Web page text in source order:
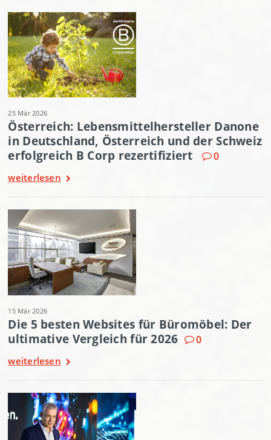
25 Mär 2026
Österreich: Lebensmittelhersteller Danone
in Deutschland, Österreich und der Schweiz
erfolgreich B Corp rezertifiziert
0
weiterlesen
15 Mär 2026
Die 5 besten Websites für Büromöbel: Der
ultimative Vergleich für 2026
0
weiterlesen